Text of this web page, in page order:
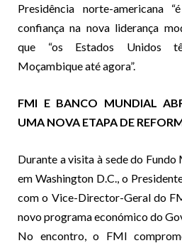
Presidência norte-americana
confiança na nova liderança
que “os Estados Unidos
Moçambique até agora”.
FMI E BANCO MUNDIAL
UMA NOVA ETAPA DE
Durante a visita à sede do
em Washington D.C., o
com o Vice-Director-Geral do
novo programa económico do
No encontro, o FMI